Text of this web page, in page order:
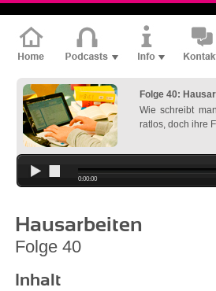
Folge 40:
Wie schreibt
ratlos, doch ihre
0:00:00
Hausarbeiten
Folge 40
Inhalt